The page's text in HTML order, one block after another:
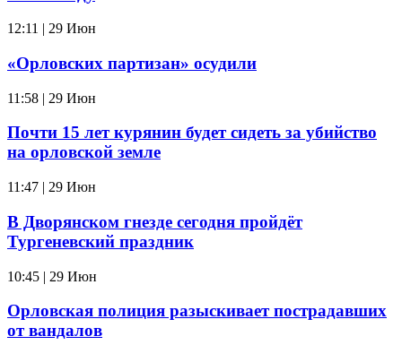
12:11 | 29 Июн
«Орловских партизан» осудили
11:58 | 29 Июн
Почти 15 лет курянин будет сидеть за убийство
на орловской земле
11:47 | 29 Июн
В Дворянском гнезде сегодня пройдёт
Тургеневский праздник
10:45 | 29 Июн
Орловская полиция разыскивает пострадавших
от вандалов